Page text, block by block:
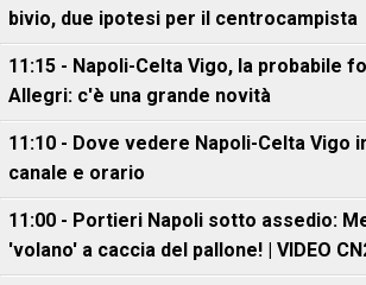
bivio, due ipotesi per il centrocampista
11:15 - Napoli-Celta Vigo, la probabile
Allegri: c'è una grande novità
11:10 - Dove vedere Napoli-Celta Vigo
canale e orario
11:00 - Portieri Napoli sotto assedio:
'volano' a caccia del pallone! | VIDEO